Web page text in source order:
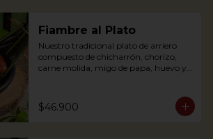
Antioquian bean soup without pork
or meat substances, served with soy
base shredded 'meat', soy based
'sausage', fried plantain, rice, arepa,
corn and avocado. Suitable for Vegans
Fiambre al Plato
Nuestro tradicional plato de arriero
compuesto de chicharrón, chorizo,
carne molida, migo de papa, huevo y
$46.900